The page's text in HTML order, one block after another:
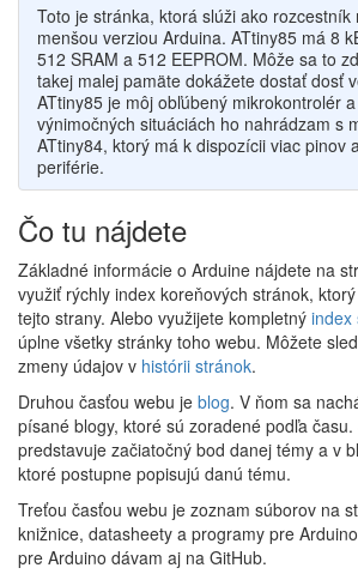
Toto je stránka, ktorá slúži ako
menšou verziou Arduina. ATtiny85 má 8
512 SRAM a 512 EEPROM. Môže sa to
takej malej pamäte dokážete dostať dosť
ATtiny85 je môj obľúbený mikrokontrolér
výnimočných situáciách ho nahrádzam s
ATtiny84, ktorý má k dispozícii viac pinov
periférie.
Čo tu nájdete
Základné informácie o Arduine nájdete na
využiť rýchly index koreňových stránok,
tejto strany. Alebo využijete kompletný index
úplne všetky stránky toho webu. Môžete
zmeny údajov v histórii stránok.
Druhou časťou webu je blog. V ňom sa
písané blogy, ktoré sú zoradené podľa
predstavuje začiatočný bod danej témy a v
ktoré postupne popisujú danú tému.
Treťou časťou webu je zoznam súborov na
knižnice, datasheety a programy pre
pre Arduino dávam aj na GitHub.